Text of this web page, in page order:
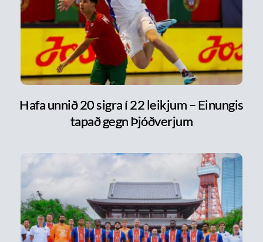
Hafa unnið 20 sigra í 22 leikjum – Einungis
tapað gegn Þjóðverjum